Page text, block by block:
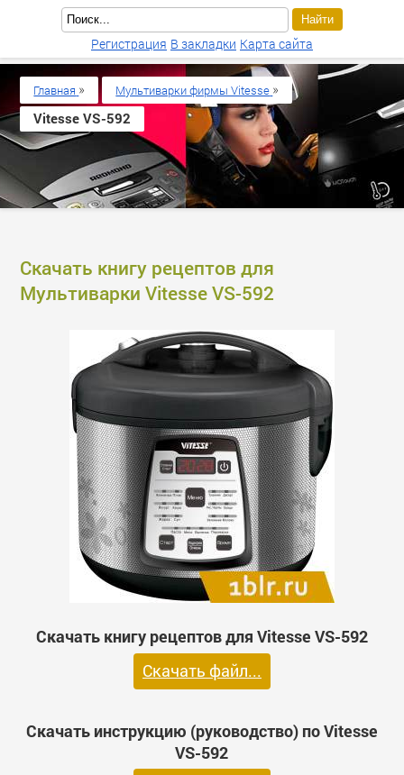
Скачать книгу рецептов для
Мультиварки Vitesse VS-592
Скачать книгу рецептов для Vitesse VS-592
Скачать файл...
Скачать инструкцию (руководство) по Vitesse
VS-592
Главная » Мультиварки фирмы Vitesse »
Vitesse VS-592
Регистрация В закладки Карта сайта